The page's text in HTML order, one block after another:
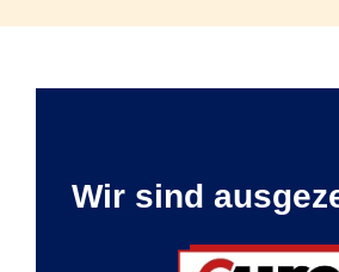
Wir sind